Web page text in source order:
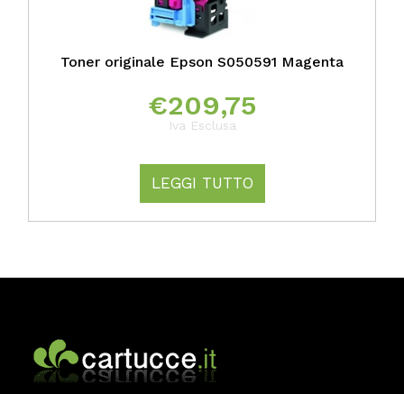
Toner originale Epson S050591 Magenta
€209,75
Iva Esclusa
LEGGI TUTTO